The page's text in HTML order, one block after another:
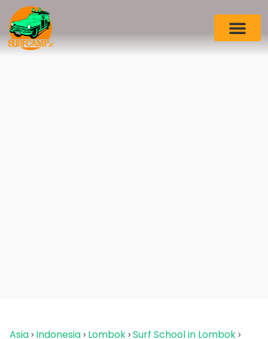
Asia Indonesia Lombok Surf School in Lombok